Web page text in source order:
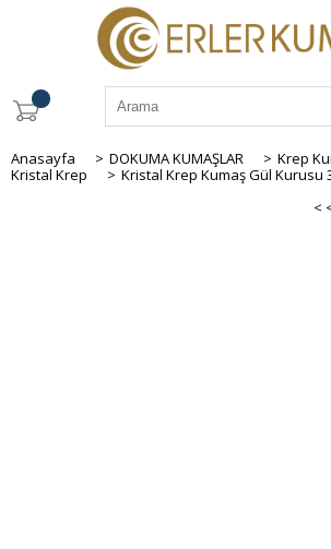
Anasayfa > DOKUMA KUMAŞLAR > Krep
Kristal Krep
> Kristal Krep Kumaş Gül Kurusu
<